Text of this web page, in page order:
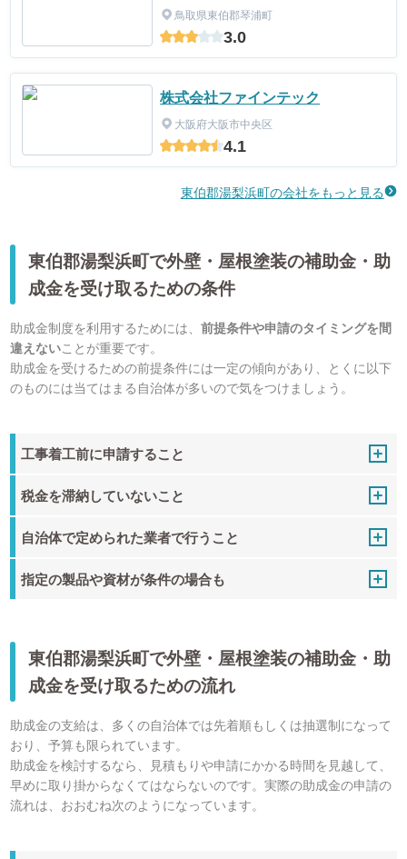
鳥取県東伯郡琴浦町
3.0
株式会社ファインテック
大阪府大阪市中央区
4.1
東伯郡湯梨浜町の会社をもっと見る
東伯郡湯梨浜町で外壁・屋根塗装の補助金・助
成金を受け取るための条件
助成金制度を利用するためには、前提条件や申請のタイミングを間
違えないことが重要です。
助成金を受けるための前提条件には一定の傾向があり、とくに以下
のものには当てはまる自治体が多いので気をつけましょう。
工事着工前に申請すること
税金を滞納していないこと
自治体で定められた業者で行うこと
指定の製品や資材が条件の場合も
東伯郡湯梨浜町で外壁・屋根塗装の補助金・助
成金を受け取るための流れ
助成金の支給は、多くの自治体では先着順もしくは抽選制になって
おり、予算も限られています。
助成金を検討するなら、見積もりや申請にかかる時間を見越して、
早めに取り掛からなくてはならないのです。実際の助成金の申請の
流れは、おおむね次のようになっています。